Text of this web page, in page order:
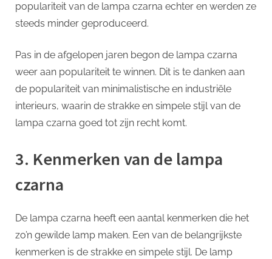
populariteit van de lampa czarna echter en werden ze
steeds minder geproduceerd.
Pas in de afgelopen jaren begon de lampa czarna
weer aan populariteit te winnen. Dit is te danken aan
de populariteit van minimalistische en industriële
interieurs, waarin de strakke en simpele stijl van de
lampa czarna goed tot zijn recht komt.
3. Kenmerken van de lampa
czarna
De lampa czarna heeft een aantal kenmerken die het
zo’n gewilde lamp maken. Een van de belangrijkste
kenmerken is de strakke en simpele stijl. De lamp